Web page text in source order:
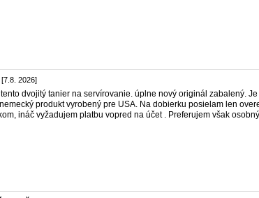
[7.8. 2026]
tento dvojitý tanier na servírovanie. úplne nový originál zabalený. Je
produkt vyrobený pre USA. Na dobierku posielam len
ináč vyžadujem platbu vopred na účet . Preferujem však osobný